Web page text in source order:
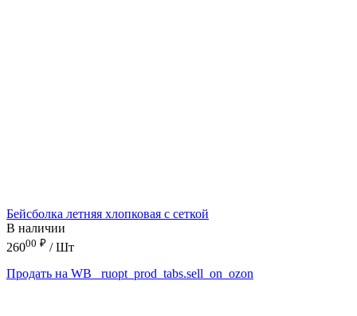
Бейсболка летняя хлопковая с сеткой
В наличии
26000 ₽ / Шт
Продать на WB
_ruopt_prod_tabs.sell_on_ozon